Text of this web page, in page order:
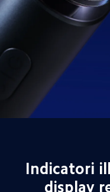
Indicatori
display